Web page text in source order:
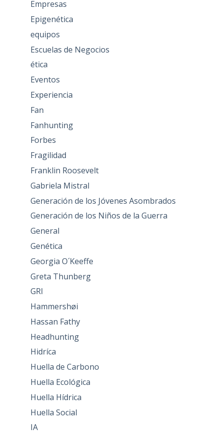
Empresas
Epigenética
equipos
Escuelas de Negocios
ética
Eventos
Experiencia
Fan
Fanhunting
Forbes
Fragilidad
Franklin Roosevelt
Gabriela Mistral
Generación de los Jóvenes Asombrados
Generación de los Niños de la Guerra
General
Genética
Georgia O´Keeffe
Greta Thunberg
GRI
Hammershøi
Hassan Fathy
Headhunting
Hidríca
Huella de Carbono
Huella Ecológica
Huella Hídrica
Huella Social
IA